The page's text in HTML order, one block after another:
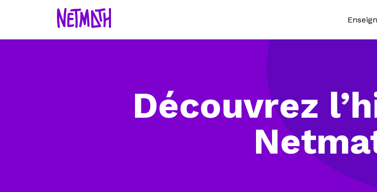
Tarifs
Découvrez